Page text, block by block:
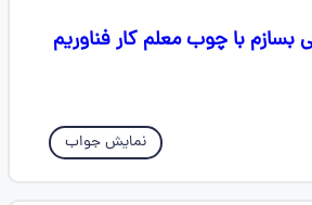
با چوب معلم کار فناوریم
نمایش جواب